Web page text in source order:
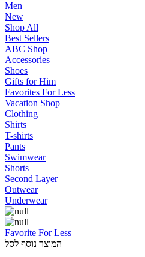
Men
New
Shop All
Best Sellers
ABC Shop
Accessories
Shoes
Gifts for Him
Favorites For Less
Vacation Shop
Clothing
Shirts
T-shirts
Pants
Swimwear
Shorts
Second Layer
Outwear
Underwear
Favorite For Less
המוצר נוסף לסל